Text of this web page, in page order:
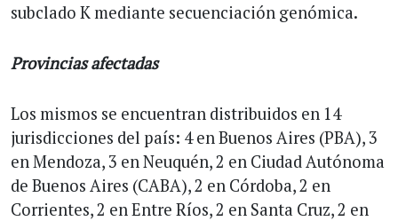
subclado K mediante secuenciación genómica.
Provincias afectadas
Los mismos se encuentran distribuidos en 14
jurisdicciones del país: 4 en Buenos Aires (PBA), 3
en Mendoza, 3 en Neuquén, 2 en Ciudad Autónoma
de Buenos Aires (CABA), 2 en Córdoba, 2 en
Corrientes, 2 en Entre Ríos, 2 en Santa Cruz, 2 en